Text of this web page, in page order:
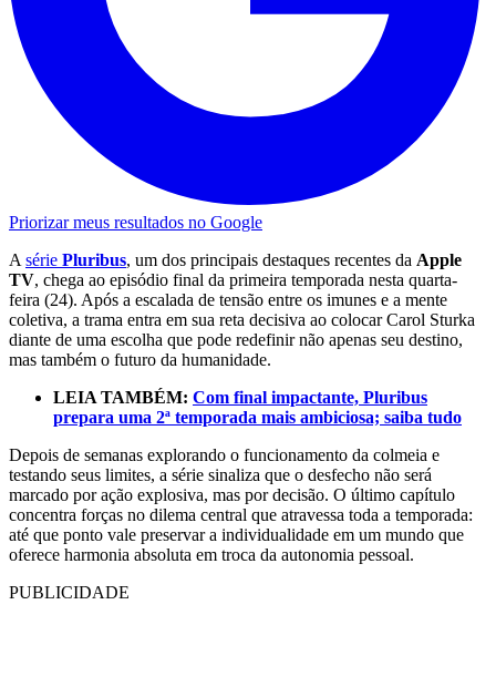
Priorizar meus resultados no Google
A série Pluribus, um dos principais destaques recentes da Apple
TV, chega ao episódio final da primeira temporada nesta quarta-
feira (24). Após a escalada de tensão entre os imunes e a mente
coletiva, a trama entra em sua reta decisiva ao colocar Carol Sturka
diante de uma escolha que pode redefinir não apenas seu destino,
mas também o futuro da humanidade.
LEIA TAMBÉM: Com final impactante, Pluribus
prepara uma 2ª temporada mais ambiciosa; saiba tudo
Depois de semanas explorando o funcionamento da colmeia e
testando seus limites, a série sinaliza que o desfecho não será
marcado por ação explosiva, mas por decisão. O último capítulo
concentra forças no dilema central que atravessa toda a temporada:
até que ponto vale preservar a individualidade em um mundo que
oferece harmonia absoluta em troca da autonomia pessoal.
PUBLICIDADE